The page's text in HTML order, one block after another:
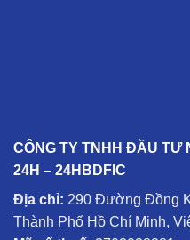
CÔNG TY TNHH ĐẦU TƯ
24H – 24HBDFIC
Địa chỉ: 290 Đường Đồng
Thành Phố Hồ Chí Minh,